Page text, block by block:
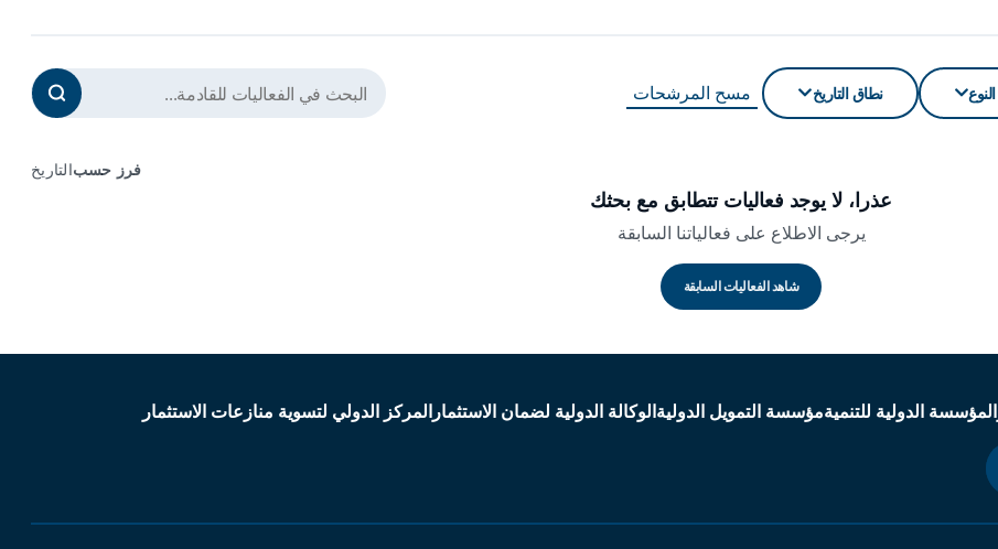
النوع نطاق التاريخ مسح المرشحات
فرز حسبالتاريخ
عذرا، لا يوجد فعاليات تتطابق مع بحثك
يرجى الاطلاع على فعالياتنا السابقة
شاهد الفعاليات السابقة
المؤسسة الدولية للتنميةمؤسسة التمويل الدوليةالوكالة الدولية لضمان الاستثمارالمركز الدولي لتسوية منازعات الاستثمار